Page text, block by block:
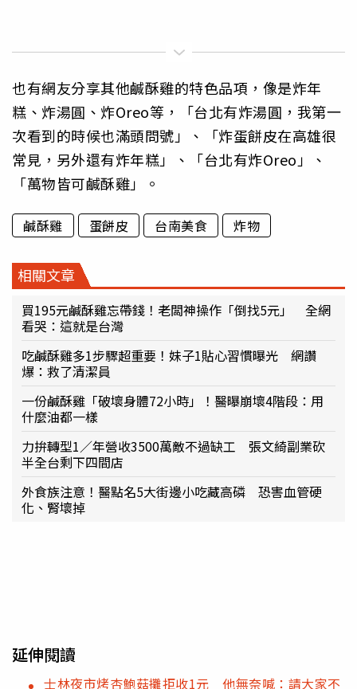
也有網友分享其他鹹酥雞的特色品項，像是炸年
糕、炸湯圓、炸Oreo等，「台北有炸湯圓，我第一
次看到的時候也滿頭問號」、「炸蛋餅皮在高雄很
常見，另外還有炸年糕」、「台北有炸Oreo」、
「萬物皆可鹹酥雞」。
鹹酥雞 蛋餅皮 台南美食 炸物
相關文章
買195元鹹酥雞忘帶錢！老闆神操作「倒找5元」 全網
看哭：這就是台灣
吃鹹酥雞多1步驟超重要！妹子1貼心習慣曝光 網讚
爆：救了清潔員
一份鹹酥雞「破壞身體72小時」！醫曝崩壞4階段：用
什麼油都一樣
力拚轉型1／年營收3500萬敵不過缺工 張文綺副業砍
半全台剩下四間店
外食族注意！醫點名5大街邊小吃藏高磷 恐害血管硬
化、腎壞掉
延伸閱讀
士林夜市烤杏鮑菇攤拒收1元 他無奈喊：請大家不